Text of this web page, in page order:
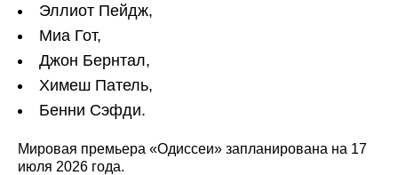
Эллиот Пейдж,
Миа Гот,
Джон Бернтал,
Химеш Патель,
Бенни Сэфди.
Мировая премьера «Одиссеи» запланирована на 17
июля 2026 года.